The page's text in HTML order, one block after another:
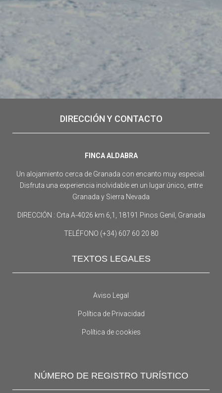
DIRECCIÓN Y CONTACTO
FINCA ALDABRA
Un alojamiento cerca de Granada con encanto muy especial.
Disfruta una experiencia inolvidable en un lugar único, entre
Granada y Sierra Nevada
DIRECCIÓN : Crta A-4026 km 6,1, 18191 Pinos Genil, Granada
TELÉFONO (+34) 607 60 20 80
TEXTOS LEGALES
Aviso Legal
Política de Privacidad
Política de cookies
NÚMERO DE REGISTRO TURÍSTICO